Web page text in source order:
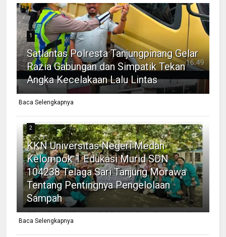
1
Satlantas Polresta Tanjungpinang Gelar
Razia Gabungan dan Simpatik Tekan
Angka Kecelakaan Lalu Lintas
Baca Selengkapnya
2
KKN Universitas Negeri Medan
Kelompok 1 Edukasi Murid SDN
104238 Telaga Sari Tanjung Morawa
Tentang Pentingnya Pengelolaan
Sampah
Baca Selengkapnya